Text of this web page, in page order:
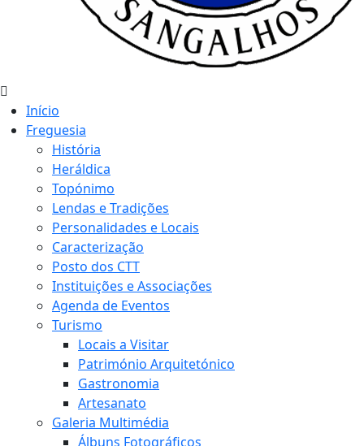
Início
Freguesia
História
Heráldica
Topónimo
Lendas e Tradições
Personalidades e Locais
Caracterização
Posto dos CTT
Instituições e Associações
Agenda de Eventos
Turismo
Locais a Visitar
Património Arquitetónico
Gastronomia
Artesanato
Galeria Multimédia
Álbuns Fotográficos